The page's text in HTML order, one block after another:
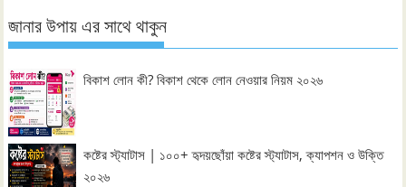
জানার উপায় এর সাথে থাকুন
বিকাশ লোন কী? বিকাশ থেকে লোন নেওয়ার নিয়ম ২০২৬
কষ্টের স্ট্যাটাস | ১০০+ হৃদয়ছোঁয়া কষ্টের স্ট্যাটাস, ক্যাপশন ও উক্তি
২০২৬